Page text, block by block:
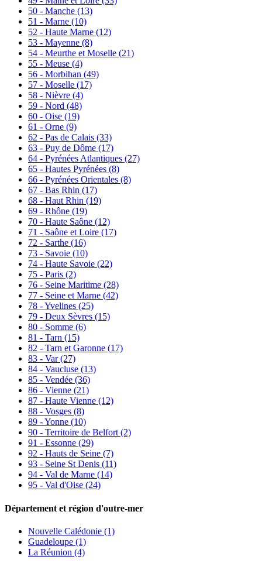
50 - Manche (13)
51 - Marne (10)
52 - Haute Marne (12)
53 - Mayenne (8)
54 - Meurthe et Moselle (21)
55 - Meuse (4)
56 - Morbihan (49)
57 - Moselle (17)
58 - Nièvre (4)
59 - Nord (48)
60 - Oise (19)
61 - Orne (9)
62 - Pas de Calais (33)
63 - Puy de Dôme (17)
64 - Pyrénées Atlantiques (27)
65 - Hautes Pyrénées (8)
66 - Pyrénées Orientales (8)
67 - Bas Rhin (17)
68 - Haut Rhin (19)
69 - Rhône (19)
70 - Haute Saône (12)
71 - Saône et Loire (17)
72 - Sarthe (16)
73 - Savoie (10)
74 - Haute Savoie (22)
75 - Paris (2)
76 - Seine Maritime (28)
77 - Seine et Marne (42)
78 - Yvelines (25)
79 - Deux Sèvres (15)
80 - Somme (6)
81 - Tarn (15)
82 - Tarn et Garonne (17)
83 - Var(27)
84 - Vaucluse (13)
85 - Vendée (36)
86 - Vienne (21)
87 - Haute Vienne (12)
88 - Vosges (8)
89 - Yonne (10)
90 - Territoire de Belfort(2)
91 - Essonne (29)
92 - Hauts de Seine (7)
93 - Seine St Denis (11)
94 - Val de Marne (14)
95 - Val d'Oise (24)
Département et région d'outre-mer
Nouvelle Calédonie (1)
Guadeloupe (1)
La Réunion (4)